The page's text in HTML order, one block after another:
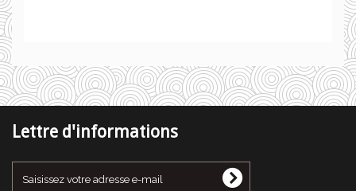
Lettre d'informations